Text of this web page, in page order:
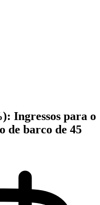
Ingressos para o
de barco de 45